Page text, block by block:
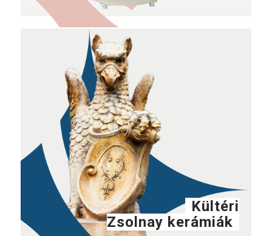
Kültéri
Zsolnay kerámiák